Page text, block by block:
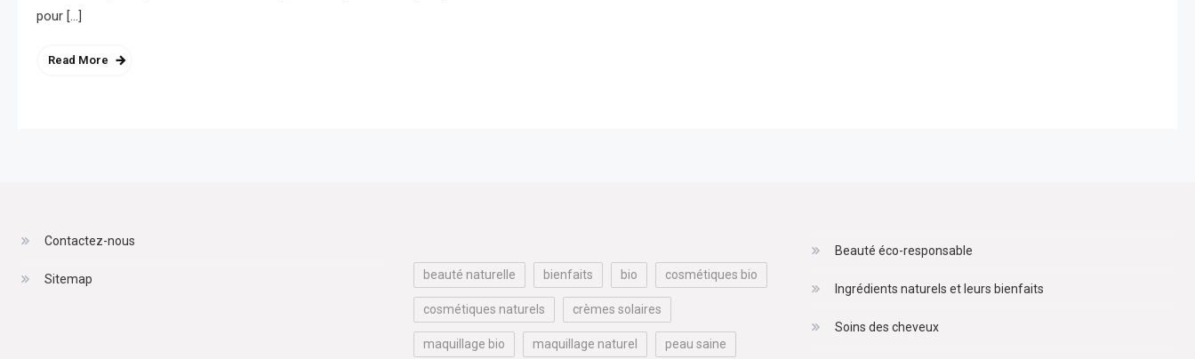
pour […]
Read More
Contactez-nous
Sitemap beauté naturelle bienfaits bio cosmétiques bio
cosmétiques naturels crèmes solaires
maquillage bio maquillage naturel peau saine
Beauté éco-responsable
Ingrédients naturels et leurs bienfaits
Soins des cheveux